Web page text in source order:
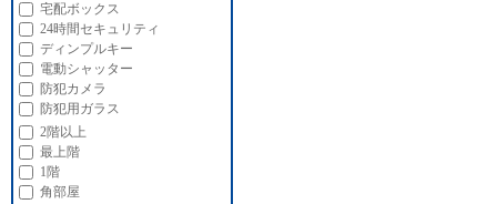
宅配ボックス
24時間セキュリティ
ディンプルキー
電動シャッター
防犯カメラ
防犯用ガラス
2階以上
最上階
1階
角部屋